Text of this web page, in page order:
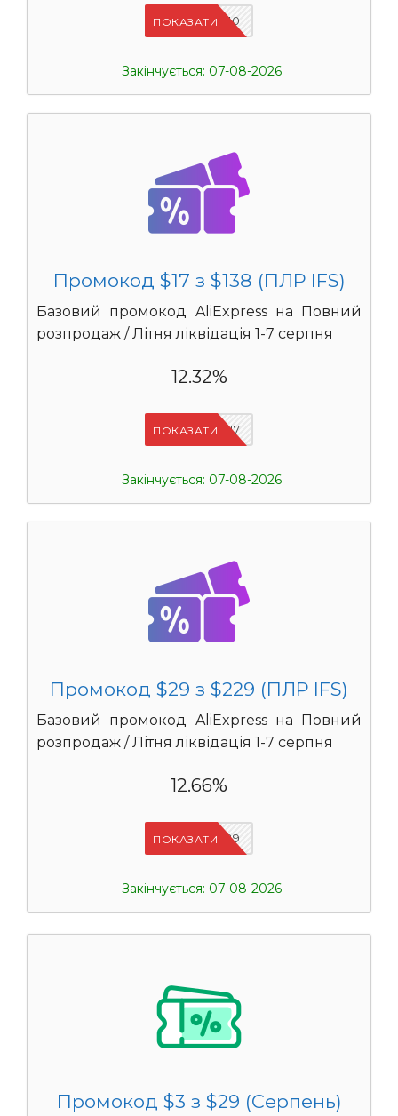
IFSCDUA10
ПОКАЗАТИ
Закінчується: 07-08-2026
Промокод $17 з $138 (ПЛР IFS)
Базовий промокод AliExpress на Повний
розпродаж / Літня ліквідація 1-7 серпня
12.32%
IFSCDUA17
ПОКАЗАТИ
Закінчується: 07-08-2026
Промокод $29 з $229 (ПЛР IFS)
Базовий промокод AliExpress на Повний
розпродаж / Літня ліквідація 1-7 серпня
12.66%
IFSCDUA29
ПОКАЗАТИ
Закінчується: 07-08-2026
Промокод $3 з $29 (Серпень)